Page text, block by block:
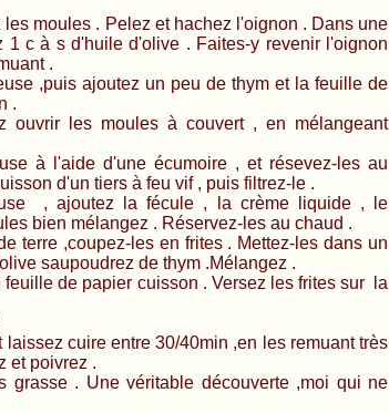
. Pelez et hachez l'oignon . Dans une
1 c à s d'huile d'olive . Faites-y revenir l'oignon
.
,puis ajoutez un peu de thym et la feuille de
.
ouvrir les moules à couvert , en mélangeant
à l'aide d'une écumoire , et résevez-les au
d'un tiers à feu vif , puis filtrez-le .
, ajoutez la fécule , la crème liquide , le
bien mélangez . Réservez-les au chaud .
terre ,coupez-les en frites . Mettez-les dans un
saupoudrez de thym .Mélangez .
de papier cuisson . Versez les frites sur la
cuire entre 30/40min ,en les remuant très
et poivrez .
grasse . Une véritable découverte ,moi qui ne